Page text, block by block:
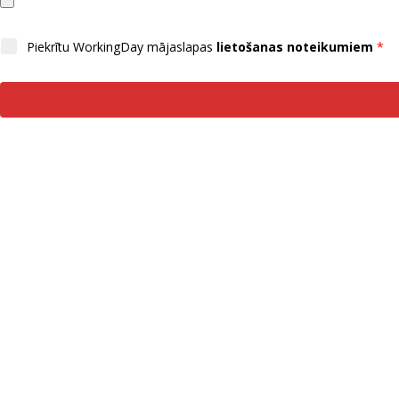
Piekrītu WorkingDay mājaslapas lietošanas noteikumiem